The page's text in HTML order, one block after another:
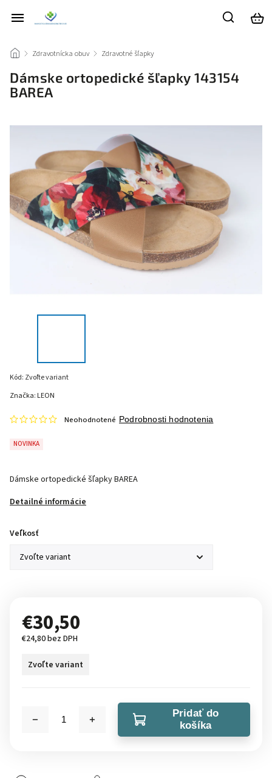
/ Zdravotnícka obuv / Zdravotné šľapky
Dámske ortopedické šľapky 143154
BAREA
Kód: Zvoľte variant
NOVINKA
Neohodnotené Podrobnosti hodnotenia
Dámske ortopedické šľapky BAREA
Detailné informácie
Značka: LEON
Veľkosť
€30,50
€24,80 bez DPH
Zvoľte variant
Pridať do
košíka